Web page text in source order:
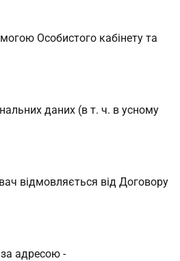
Особистого кабінету та
даних (в т. ч. в усному
відмовляється від Договору
адресою -